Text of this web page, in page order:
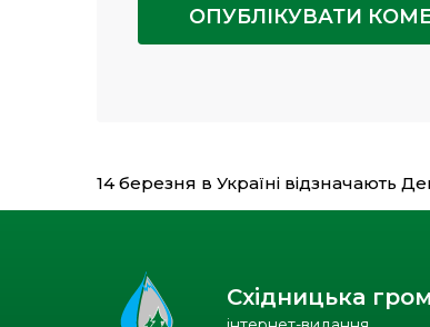
14 березня в Україні відзначають
Східницька